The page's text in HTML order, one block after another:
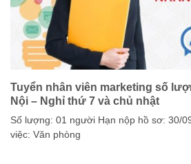
Tuyển nhân viên marketing số
Nội – Nghỉ thứ 7 và chủ nhật
Số lượng: 01 người Hạn nộp hồ sơ: 30/
việc: Văn phòng